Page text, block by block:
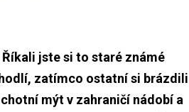
jste si to staré známé
zatímco ostatní si brázdili
mýt v zahraničí nádobí a